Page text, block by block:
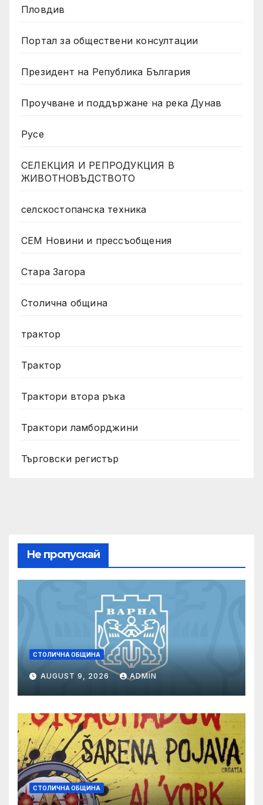
Пловдив
Портал за обществени консултации
Президент на Република България
Проучване и поддържане на река Дунав
Русе
СЕЛЕКЦИЯ И РЕПРОДУКЦИЯ В
ЖИВОТНОВЪДСТВОТО
селскостопанска техника
СЕМ Новини и прессъобщения
Стара Загора
Столична община
трактор
Трактор
Трактори втора ръка
Трактори ламборджини
Търговски регистър
Не пропускай
СТОЛИЧНА ОБЩИНА
AUGUST 9, 2026 ADMIN
СТОЛИЧНА ОБЩИНА